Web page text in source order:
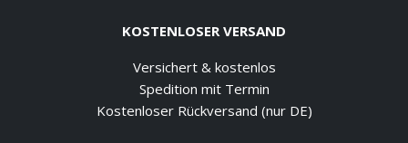
KOSTENLOSER VERSAND
Versichert & kostenlos
Spedition mit Termin
Kostenloser Rückversand (nur DE)